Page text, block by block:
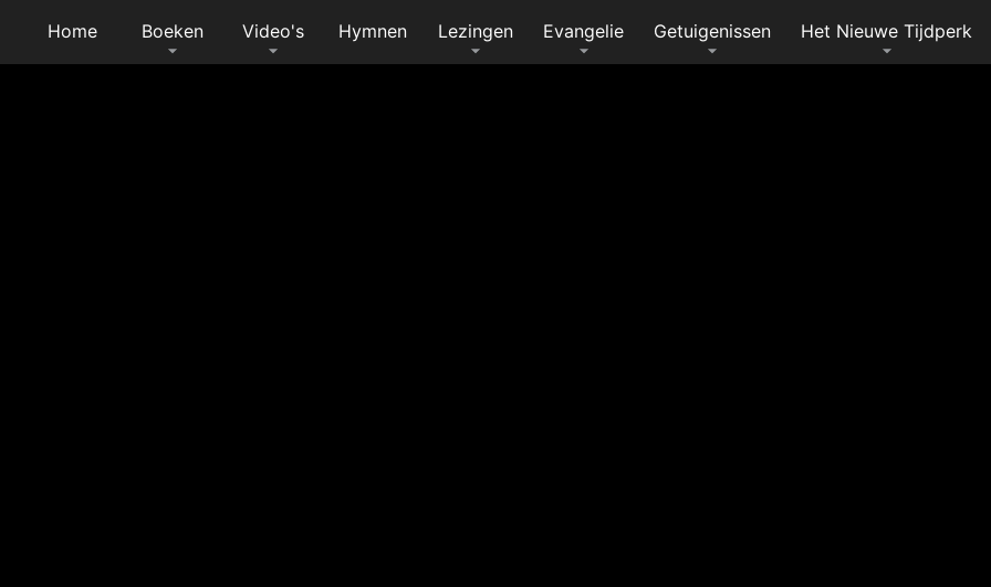
Home Boeken Video's Hymnen Lezingen Evangelie Getuigenissen Het Nieuwe Tijdperk